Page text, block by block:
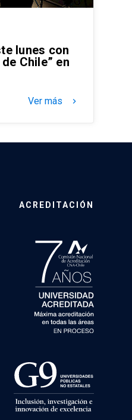
lunes con
Chile” en
Ver más keyboard_arrow_right
ACREDITACIÓN